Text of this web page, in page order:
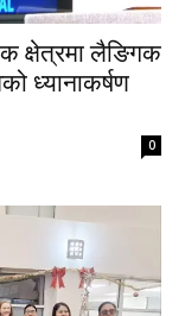
क्षेत्रमा लैङिगक
ध्यानाकर्षण
0